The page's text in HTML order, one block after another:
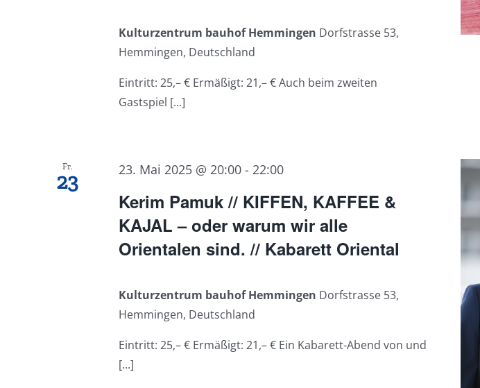
Kulturzentrum bauhof Hemmingen Dorfstrasse 53,
Hemmingen, Deutschland
Eintritt: 25,– € Ermäßigt: 21,– € Auch beim zweiten
Gastspiel [...]
Fr.
23
Kerim Pamuk // KIFFEN, KAFFEE &
KAJAL – oder warum wir alle
Orientalen sind. // Kabarett Oriental
23. Mai 2025 @ 20:00- 22:00
Kulturzentrum bauhof Hemmingen Dorfstrasse 53,
Hemmingen, Deutschland
Eintritt: 25,– € Ermäßigt: 21,– € Ein Kabarett-Abend von und
[...]